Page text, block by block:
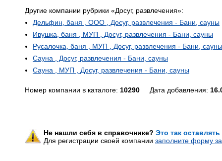
Другие компании рубрики «Досуг, развлечения»:
Дельфин, баня , ООО , Досуг, развлечения - Бани, сауны
Ивушка, баня , МУП , Досуг, развлечения - Бани, сауны
Русалочка, баня , МУП , Досуг, развлечения - Бани, сауны
Сауна , Досуг, развлечения - Бани, сауны
Сауна , МУП , Досуг, развлечения - Бани, сауны
Номер компании в каталоге: 10290 Дата добавления:
Не нашли себя в справочнике? Это так
Для регистрации своей компании заполните форму